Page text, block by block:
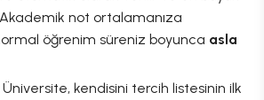
not ortalamanıza
öğrenim süreniz boyunca asla
Üniversite, kendisini tercih listesinin ilk